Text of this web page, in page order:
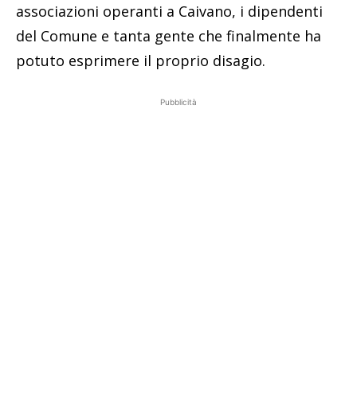
associazioni operanti a Caivano, i dipendenti
del Comune e tanta gente che finalmente ha
potuto esprimere il proprio disagio.
Pubblicità